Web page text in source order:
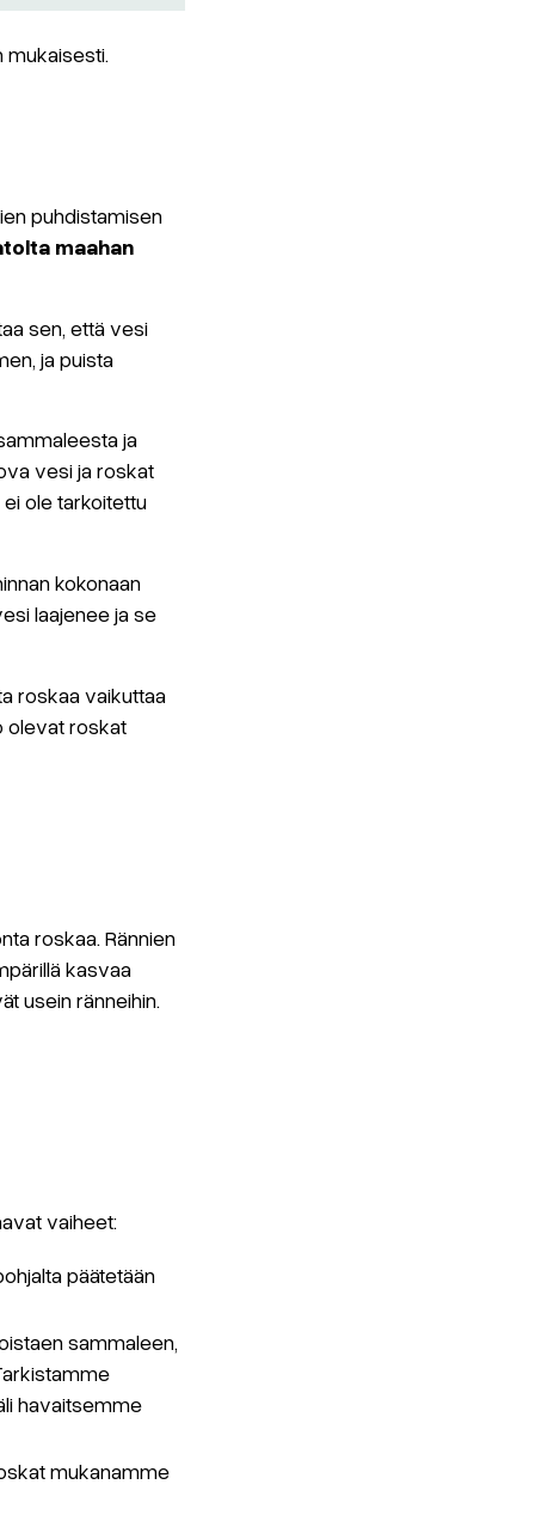
mukaisesti.
puhdistamisen
maahan
sen, että vesi
ja puista
ja
vesi ja roskat
ole tarkoitettu
kokonaan
laajenee ja se
roskaa vaikuttaa
olevat roskat
roskaa. Rännien
kasvaa
usein ränneihin.
vaiheet:
päätetään
sammaleen,
havaitsemme
mukanamme